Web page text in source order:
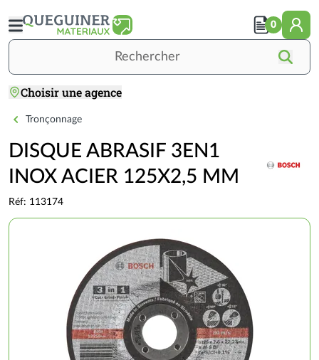
au
contenu
Choisir une agence
0
Accueil
OUTILLAGE / QUINCAILLERIE
ÉLECTROPORTATIF
Accessoires électroportatifs
Tronçonnage
DISQUE ABRASIF 3EN1
INOX ACIER 125X2,5 MM
Réf: 113174